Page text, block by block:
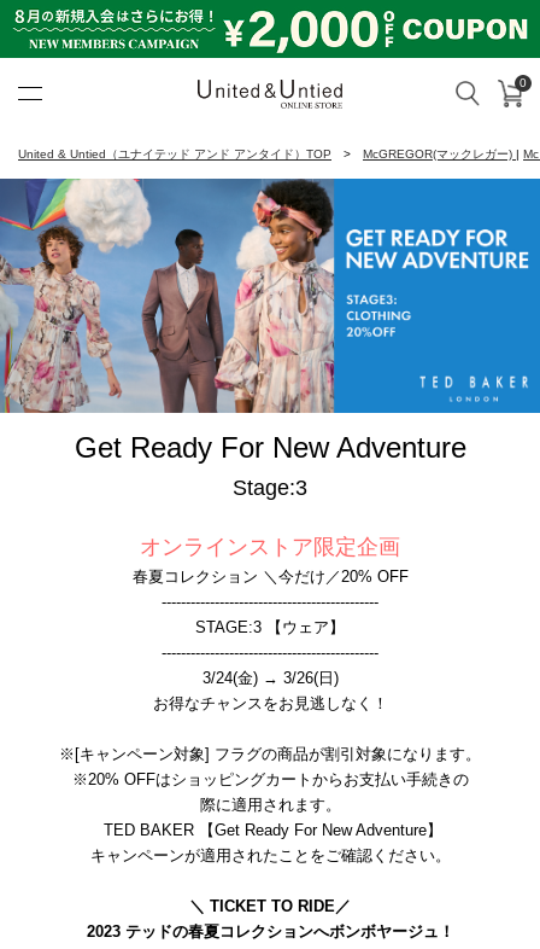
検索 カ
0
United & Untied（ユナイテッド アンド アンタイド）TOP McGREGOR(マックレガー) |
Get Ready For New Adventure
Stage:3
オンラインストア限定企画
春夏コレクション ＼今だけ／20% OFF
---------------------------------------------
STAGE:3 【ウェア】
---------------------------------------------
3/24(金) → 3/26(日)
お得なチャンスをお見逃しなく！
※[キャンペーン対象] フラグの商品が割引対象になります。
※20% OFFはショッピングカートからお支払い手続きの
際に適用されます。
TED BAKER 【Get Ready For New Adventure】
キャンペーンが適用されたことをご確認ください。
＼ TICKET TO RIDE／
2023 テッドの春夏コレクションへボンボヤージュ！